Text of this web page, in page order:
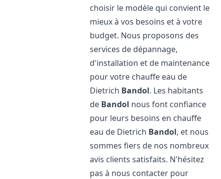
choisir le modèle qui convient le
mieux à vos besoins et à votre
budget. Nous proposons des
services de dépannage,
d'installation et de maintenance
pour votre chauffe eau de
Dietrich Bandol. Les habitants
de Bandol nous font confiance
pour leurs besoins en chauffe
eau de Dietrich Bandol, et nous
sommes fiers de nos nombreux
avis clients satisfaits. N'hésitez
pas à nous contacter pour